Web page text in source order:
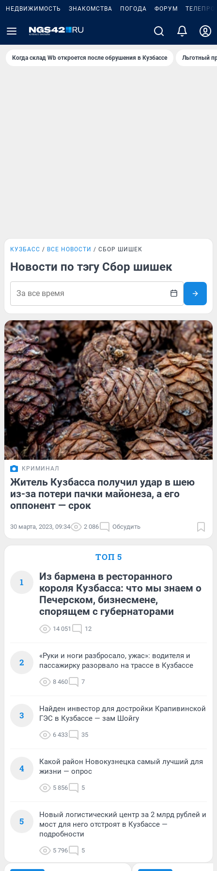
НЕДВИЖИМОСТЬ ЗНАКОМСТВА ПОГОДА ФОРУМ
Когда склад Wb откроется после обрушения в Кузбассе Льготный
КУЗБАСС ВСЕ НОВОСТИ СБОР ШИШЕК
Новости по тэгу Сбор шишек
КРИМИНАЛ
Житель Кузбасса получил удар в шею
из-за потери пачки майонеза, а его
оппонент — срок
30 марта, 2023, 09:34 2 086 Обсудить
ТОП 5
1
Из бармена в ресторанного
короля Кузбасса: что мы знаем о
Печерском, бизнесмене,
спорящем с губернаторами
14 051 12
2
«Руки и ноги разбросало, ужас»: водителя и
пассажирку разорвало на трассе в Кузбассе
8 460 7
3
Найден инвестор для достройки Крапивинской
ГЭС в Кузбассе — зам Шойгу
6 433 35
4
Какой район Новокузнецка самый лучший для
жизни — опрос
5 856 5
5
Новый логистический центр за 2 млрд рублей и
мост для него отстроят в Кузбассе —
подробности
5 796 5